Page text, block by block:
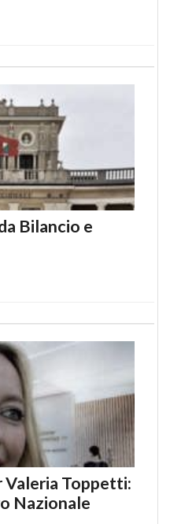
Bilancio e
Valeria Toppetti:
Nazionale